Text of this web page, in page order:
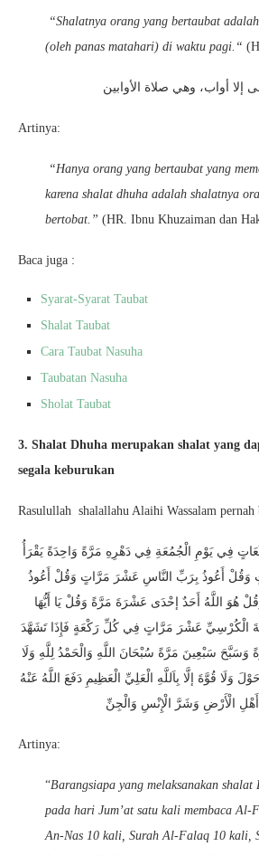
“Shalatnya orang yang bertaubat
(oleh panas matahari) di waktu pagi.“
أواب، وهي صلاة الأوابين
Artinya:
“Hanya orang yang bertaubat yang
karena shalat dhuha adalah shalatnya
bertobat.” (HR. Ibnu Khuzaiman dan
Baca juga :
Syarat-Syarat Taubat
Shalat Taubat
Cara Taubat Nasuha
Taubatan Nasuha
Sholat Taubat
3. Shalat Dhuha merupakan shalat yang
segala keburukan
Rasulullah shalallahu Alaihi Wassalam pernah
فِي يَوْمِ الْجُمُعَةِ فِي دَهْرِهِ مَرَّةً وَاحِدَةً يَقْرَأُ
وَقُلْ أَعُوذُ بِرَبِّ النَّاسِ عَشْرَ مَرَّاتٍ وَقُلْ أَعُوذُ
هُوَ اللَّهُ أَحَدٌ إحْدَى عَشْرَةَ مَرَّةً وَقُلْ يَا أَيُّهَا
الْكُرْسِيِّ عَشْرَ مَرَّاتٍ فِي كُلِّ رَكْعَةٍ فَإِذَا تَشَهَّدَ
سَبْعِينَ مَرَّةً سُبْحَانَ اللَّهِ وَالْحَمْدُ لِلَّهِ وَلَا
حَوْلَ وَلَا قُوَّةَ إلَّا بِاَللَّهِ الْعَلِيِّ الْعَظِيمِ دَفَعَ اللَّهُ عَنْهُ
الْأَرْضِ وَشَرَّ الْإِنْسِ وَالْجِنِّ
Artinya:
“Barangsiapa yang melaksanakan shalat
pada hari Jum’at satu kali membaca Al-
An-Nas 10 kali, Surah Al-Falaq 10 kali,